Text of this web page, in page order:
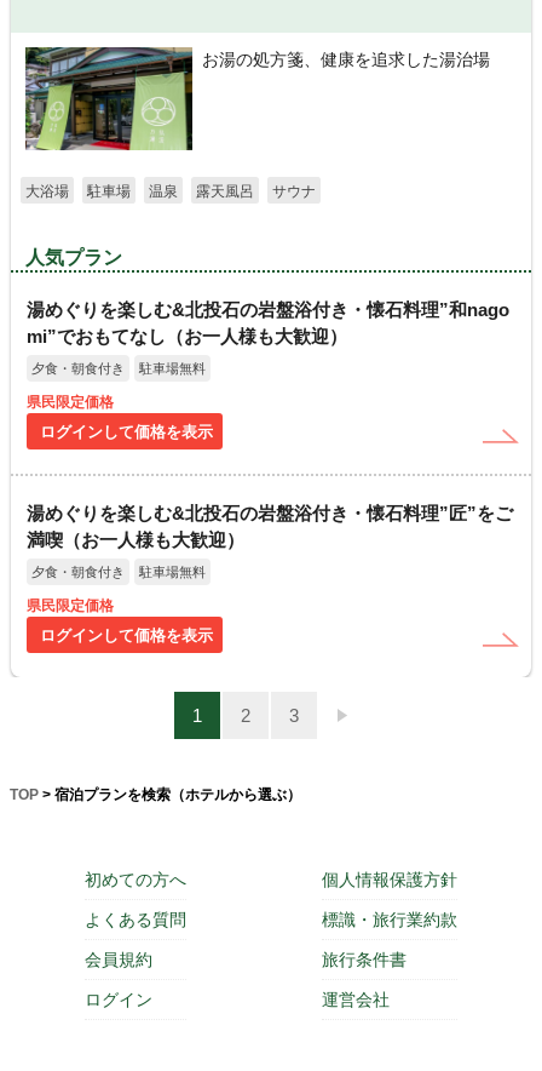
お湯の処方箋、健康を追求した湯治場
大浴場 駐車場 温泉 露天風呂 サウナ
人気プラン
湯めぐりを楽しむ&北投石の岩盤浴付き・懐石料理”和nago
mi”でおもてなし（お一人様も大歓迎）
夕食・朝食付き 駐車場無料
県民限定価格
ログインして価格を表示
湯めぐりを楽しむ&北投石の岩盤浴付き・懐石料理”匠”をご
満喫（お一人様も大歓迎）
夕食・朝食付き 駐車場無料
県民限定価格
ログインして価格を表示
1 2 3
TOP > 宿泊プランを検索（ホテルから選ぶ）
初めての方へ
よくある質問
会員規約
ログイン
個人情報保護方針
標識・旅行業約款
旅行条件書
運営会社